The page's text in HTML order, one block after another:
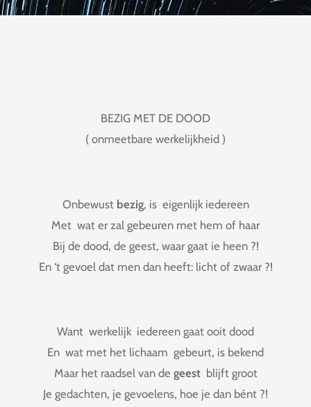
BEZIG MET DE DOOD
( onmeetbare werkelijkheid )
Onbewust bezig, is eigenlijk iedereen
Met wat er zal gebeuren met hem of haar
Bij de dood, de geest, waar gaat ie heen ?!
En ‘t gevoel dat men dan heeft: licht of zwaar ?!
Want werkelijk iedereen gaat ooit dood
En wat met het lichaam gebeurt, is bekend
Maar het raadsel van de geestblijft groot
Je gedachten, je gevoelens, hoe je dan bént ?!